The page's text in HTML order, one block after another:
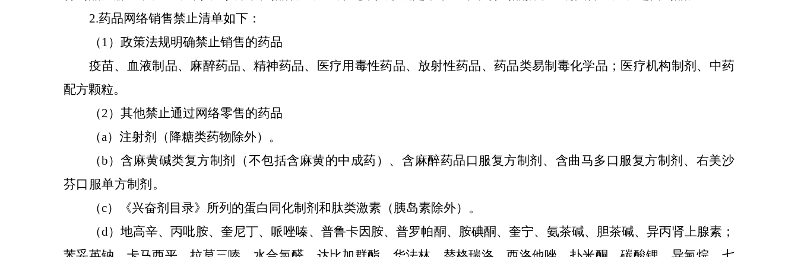
2.药品网络销售禁止清单如下：
（1）政策法规明确禁止销售的药品
疫苗、血液制品、麻醉药品、精神药品、医疗用毒性药品、放射性药品、药品类易制毒化学品；医疗机构制剂、中药
配方颗粒。
（2）其他禁止通过网络零售的药品
（a）注射剂（降糖类药物除外）。
（b）含麻黄碱类复方制剂（不包括含麻黄的中成药）、含麻醉药品口服复方制剂、含曲马多口服复方制剂、右美沙
芬口服单方制剂。
（c）《兴奋剂目录》所列的蛋白同化制剂和肽类激素（胰岛素除外）。
（d）地高辛、丙吡胺、奎尼丁、哌唑嗪、普鲁卡因胺、普罗帕酮、胺碘酮、奎宁、氨茶碱、胆茶碱、异丙肾上腺素；